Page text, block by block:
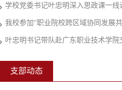
学校党委书记叶忠明深入思政课一线
我校参加“职业院校跨区域协同发展
叶忠明书记带队赴广东职业技术学院
支部动态